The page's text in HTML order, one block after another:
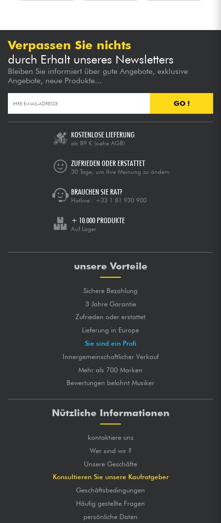
Verpassen Sie nichts
durch Erhalt unseres Newsletters
Bleiben Sie informiert über gute Angebote, exklusive
Angebote, neue Produkte...
GO !
KOSTENLOSE LIEFERUNG
ab 89 € (siehe AGB)
ZUFRIEDEN ODER ERSTATTET
30 Tage, um Ihre Meinung zu ändern
BRAUCHEN SIE RAT?
Hotline : +33 1 81 930 900
+ 10.000 PRODUKTE
Auf Lager
unsere Vorteile
Sichere Bezahlung
3 Jahre Garantie
Zufrieden oder erstattet
Lieferung in Europe
Sie sind ein Profi
Innergemeinschaftlicher Verkauf
Mehr als 700 Marken
Bewertungen belohnt Musiker
Nützliche Informationen
kontaktiere uns
Wer sind wir ?
Unsere Geschäfte
Konsultieren Sie unsere Kaufratgeber
Geschäftsbedingungen
Häufig gestellte Fragen
persönliche Daten